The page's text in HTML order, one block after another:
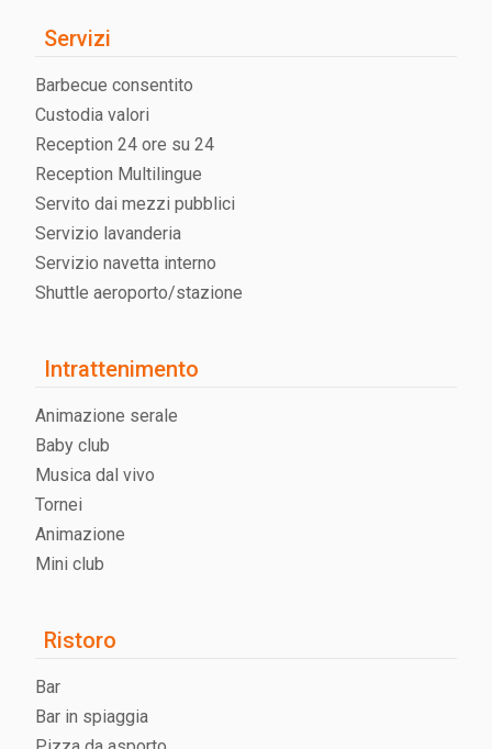
Servizi
Barbecue consentito
Custodia valori
Reception 24 ore su 24
Reception Multilingue
Servito dai mezzi pubblici
Servizio lavanderia
Servizio navetta interno
Shuttle aeroporto/stazione
Intrattenimento
Animazione serale
Baby club
Musica dal vivo
Tornei
Animazione
Mini club
Ristoro
Bar
Bar in spiaggia